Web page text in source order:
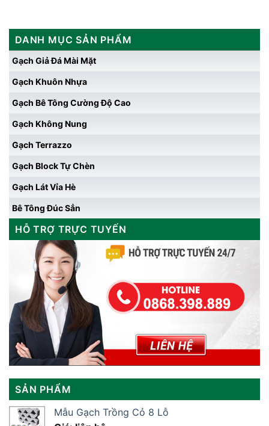
DANH MỤC SẢN PHẨM
Gạch Giả Đá Mài Mặt
Gạch Khuôn Nhựa
Gạch Bê Tông Cường Độ Cao
Gạch Không Nung
Gạch Terrazzo
Gạch Block Tự Chèn
Gạch Lát Vỉa Hè
Bê Tông Đúc Sẳn
HỖ TRỢ TRỰC TUYẾN
SẢN PHẨM
Mẫu Gạch Trồng Cỏ 8 Lỗ